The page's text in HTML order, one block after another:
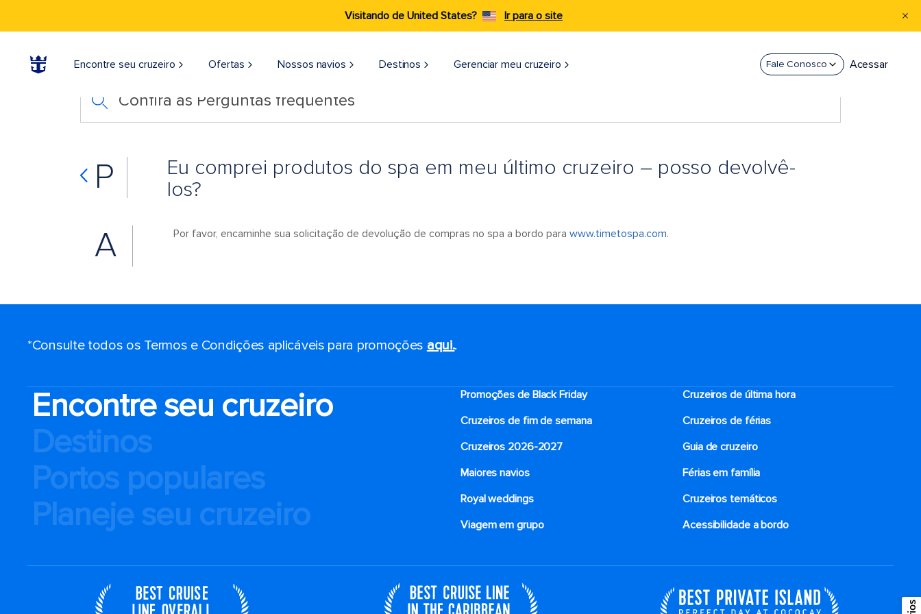
Visitando de United States? Ir para o site
Encontre seu cruzeiro Ofertas Nossos navios Destinos Gerenciar meu cruzeiro Fale Conosco Acessar
Confira as Perguntas frequentes
P
Eu comprei produtos do spa em meu último cruzeiro – posso devolvê-
los?
A Por favor, encaminhe sua solicitação de devolução de compras no spa a bordo para www.timetospa.com.
*Consulte todos os Termos e Condições aplicáveis ​​para promoções aqui..
Encontre seu cruzeiro
Destinos
Portos populares
Planeje seu cruzeiro
Promoções de Black Friday
Cruzeiros de última hora
Cruzeiros de fim de semana
Cruzeiros de férias
Cruzeiros 2026-2027
Guia de cruzeiro
Maiores navios
Férias em família
Royal weddings
Cruzeiros temáticos
Viagem em grupo
Acessibilidade a bordo